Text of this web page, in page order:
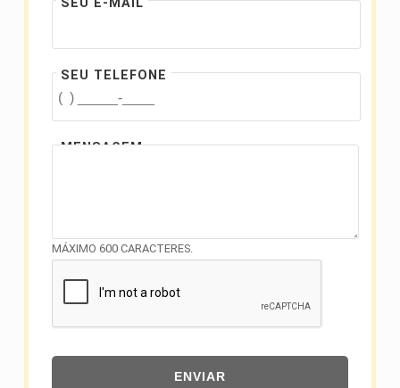
SEU E-MAIL
SEU TELEFONE
MENSAGEM
MÁXIMO 600 CARACTERES.
ENVIAR